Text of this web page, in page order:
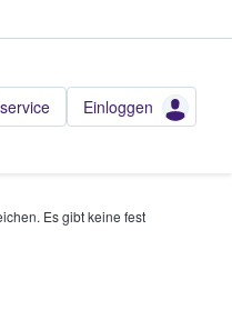
Einloggen
Es gibt keine fest